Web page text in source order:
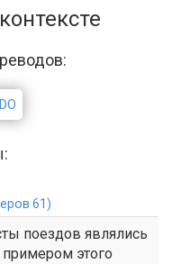
61)
поездов являлись
этого